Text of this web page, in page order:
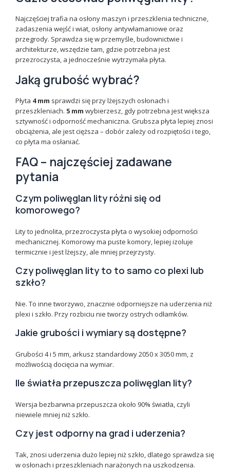
Najczęściej trafia na osłony maszyn i przeszklenia techniczne,
zadaszenia wejść i wiat, osłony antywłamaniowe oraz
przegrody. Sprawdza się w przemyśle, budownictwie i
architekturze, wszędzie tam, gdzie potrzebna jest
przezroczysta, a jednocześnie wytrzymała płyta.
Jaką grubość wybrać?
Płyta 4 mm sprawdzi się przy lżejszych osłonach i
przeszkleniach. 5 mm wybierzesz, gdy potrzebna jest większa
sztywność i odporność mechaniczna. Grubsza płyta lepiej znosi
obciążenia, ale jest cięższa – dobór zależy od rozpiętości i tego,
co płyta ma osłaniać.
FAQ – najczęściej zadawane
pytania
Czym poliwęglan lity różni się od
komorowego?
Lity to jednolita, przezroczysta płyta o wysokiej odporności
mechanicznej. Komorowy ma puste komory, lepiej izoluje
termicznie i jest lżejszy, ale mniej przejrzysty.
Czy poliwęglan lity to to samo co plexi lub
szkło?
Nie. To inne tworzywo, znacznie odporniejsze na uderzenia niż
plexi i szkło. Przy rozbiciu nie tworzy ostrych odłamków.
Jakie grubości i wymiary są dostępne?
Grubości 4 i 5 mm, arkusz standardowy 2050 x 3050 mm, z
możliwością docięcia na wymiar.
Ile światła przepuszcza poliwęglan lity?
Wersja bezbarwna przepuszcza około 90% światła, czyli
niewiele mniej niż szkło.
Czy jest odporny na grad i uderzenia?
Tak, znosi uderzenia dużo lepiej niż szkło, dlatego sprawdza się
w osłonach i przeszkleniach narażonych na uszkodzenia.